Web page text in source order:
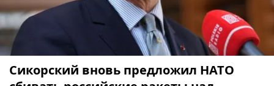
Сикорский вновь предложил НАТО